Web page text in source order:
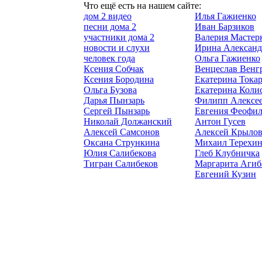
Что ещё есть на нашем сайте:
дом 2 видео
песни дома 2
участники дома 2
новости и слухи
человек года
Ксения Собчак
Ксения Бородина
Ольга Бузова
Дарья Пынзарь
Сергей Пынзарь
Николай Должанский
Алексей Самсонов
Оксана Стрункина
Юлия Салибекова
Тигран Салибеков
Илья Гажиенко
Иван Барзиков
Валерия
Ирина
Ольга Гажиенко
Венцеслав
Екатерина
Екатерина
Филипп
Евгения
Антон Гусев
Алексей Крылов
Михаил Терехин
Глеб Клубничка
Маргарита
Евгений Кузин